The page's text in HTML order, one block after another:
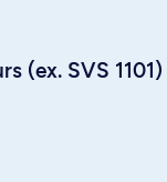
(ex. SVS 1101)